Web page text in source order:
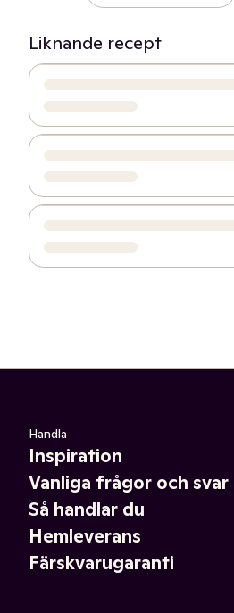
Liknande recept
Handla
Inspiration
Vanliga frågor och svar
Så handlar du
Hemleverans
Färskvarugaranti